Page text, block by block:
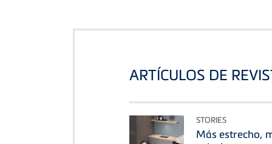
ARTÍCULOS DE
STORIES
Más estrecho,